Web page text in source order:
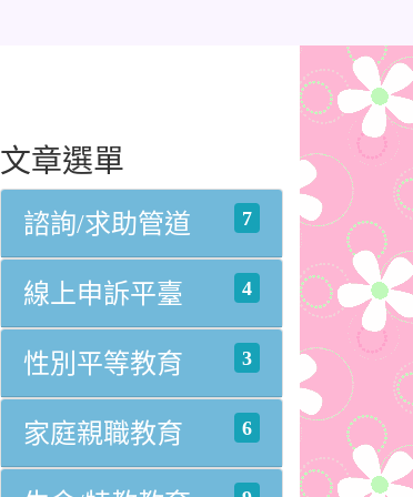
文章選單
7
諮詢/求助管道
4
線上申訴平臺
3
性別平等教育
6
家庭親職教育